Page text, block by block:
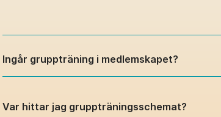
Ingår gruppträning i medlemskapet?
Var hittar jag gruppträningsschemat?